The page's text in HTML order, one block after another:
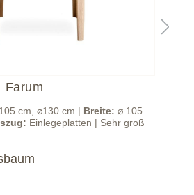
Farum
cm, ⌀130 cm | Breite: ⌀ 105
Einlegeplatten | Sehr groß